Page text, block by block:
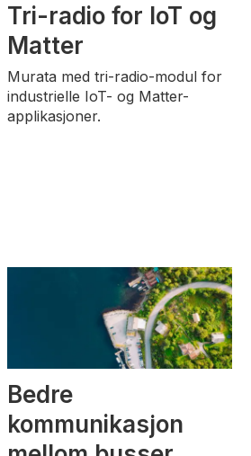
Tri-radio for IoT og
Matter
Murata med tri-radio-modul for
industrielle IoT- og Matter-
applikasjoner.
Bedre
kommunikasjon